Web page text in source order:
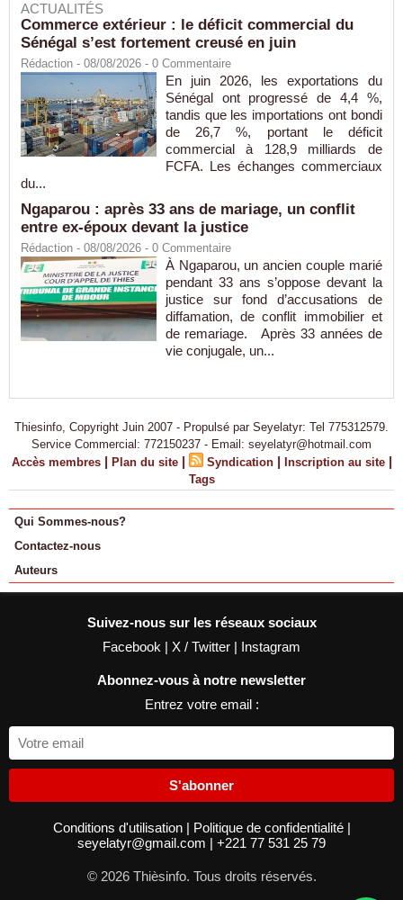
ACTUALITÉS
Commerce extérieur : le déficit commercial du
Sénégal s’est fortement creusé en juin
Rédaction - 08/08/2026 - 0 Commentaire
En juin 2026, les exportations du
Sénégal ont progressé de 4,4 %,
tandis que les importations ont bondi
de 26,7 %, portant le déficit
commercial à 128,9 milliards de
FCFA. Les échanges commerciaux
du...
Ngaparou : après 33 ans de mariage, un conflit
entre ex-époux devant la justice
Rédaction - 08/08/2026 - 0 Commentaire
À Ngaparou, un ancien couple marié
pendant 33 ans s’oppose devant la
justice sur fond d’accusations de
diffamation, de conflit immobilier et
de remariage. Après 33 années de
vie conjugale, un...
Thiesinfo, Copyright Juin 2007 - Propulsé par Seyelatyr: Tel 775312579.
Service Commercial: 772150237 - Email: seyelatyr@hotmail.com
Accès membres | Plan du site | Syndication | Inscription au site |
Tags
Qui Sommes-nous?
Contactez-nous
Auteurs
Suivez-nous sur les réseaux sociaux
Facebook | X / Twitter | Instagram
Abonnez-vous à notre newsletter
Entrez votre email :
S'abonner
Conditions d'utilisation | Politique de confidentialité |
seyelatyr@gmail.com | +221 77 531 25 79
© 2026 Thièsinfo. Tous droits réservés.